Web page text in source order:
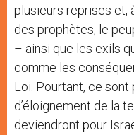
plusieurs reprises et,
des prophètes, le
– ainsi que les exils
comme les
Loi. Pourtant, ce
d’éloignement de la
deviendront pour